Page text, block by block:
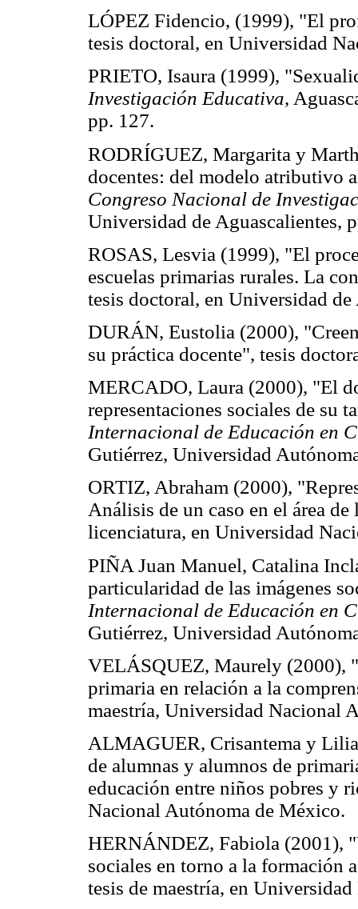
LÓPEZ Fidencio, (1999), "El
tesis doctoral, en Universidad
PRIETO, Isaura (1999),
Investigación Educativa,
pp. 127.
RODRÍGUEZ, Margarita y
docentes: del modelo atributivo
Congreso Nacional de
Universidad de Aguascalientes,
ROSAS, Lesvia (1999), "El
escuelas primarias rurales. La
tesis doctoral, en Universidad de
DURÁN, Eustolia (2000),
su práctica docente", tesis
MERCADO, Laura (2000), "El
representaciones sociales de su
Internacional de Educación en
Gutiérrez, Universidad
ORTIZ, Abraham (2000),
Análisis de un caso en el área
licenciatura, en Universidad
PIÑA Juan Manuel, Catalina
particularidad de las imágenes
Internacional de Educación en
Gutiérrez, Universidad
VELÁSQUEZ, Maurely (2000),
primaria en relación a la
maestría, Universidad Nacional
ALMAGUER, Crisantema y
de alumnas y alumnos de
educación entre niños pobres y
Nacional Autónoma de México.
HERNÁNDEZ, Fabiola (2001),
sociales en torno a la formación
tesis de maestría, en